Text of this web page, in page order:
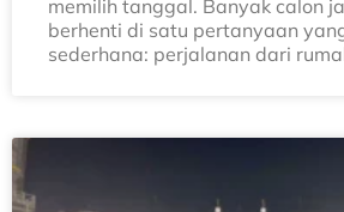
memilih tanggal. Banyak calon
berhenti di satu pertanyaan
sederhana: perjalanan dari